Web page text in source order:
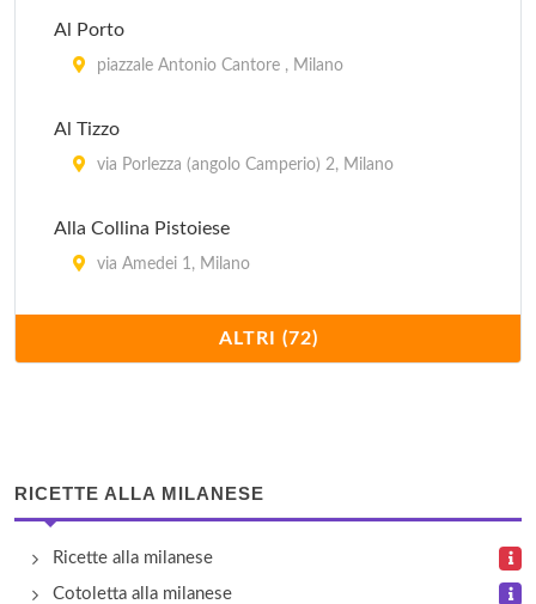
Al Porto
piazzale Antonio Cantore , Milano
Al Tizzo
via Porlezza (angolo Camperio) 2, Milano
Alla Collina Pistoiese
via Amedei 1, Milano
via Santa Maria alla Porta 13, Milano
Bebel
via San Vittore 3, Milano
ALTRI (72)
RICETTE ALLA MILANESE
Ricette alla milanese
Cotoletta alla milanese